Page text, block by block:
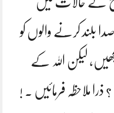
کی صدا بلند کرنے والوں کو
لیکن اللہ کے
ملاحظہ فرمائیں ۔ !